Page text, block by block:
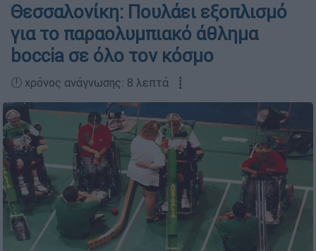
Θεσσαλονίκη: Πουλάει εξοπλισμό
για το παραολυμπιακό άθλημα
boccia σε όλο τον κόσμο
🕛 χρόνος ανάγνωσης: 8 λεπτά ┋